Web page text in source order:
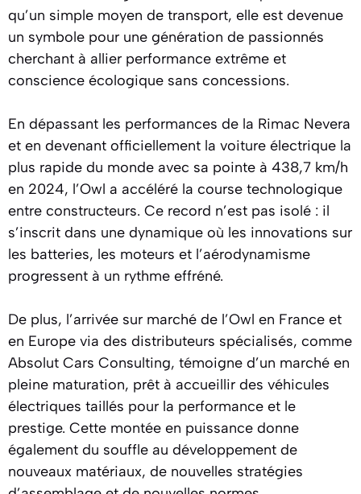
qu’un simple moyen de transport, elle est devenue
un symbole pour une génération de passionnés
cherchant à allier performance extrême et
conscience écologique sans concessions.
En dépassant les performances de la Rimac Nevera
et en devenant officiellement la voiture électrique la
plus rapide du monde avec sa pointe à 438,7 km/h
en 2024, l’Owl a accéléré la course technologique
entre constructeurs. Ce record n’est pas isolé : il
s’inscrit dans une dynamique où les innovations sur
les batteries, les moteurs et l’aérodynamisme
progressent à un rythme effréné.
De plus, l’arrivée sur marché de l’Owl en France et
en Europe via des distributeurs spécialisés, comme
Absolut Cars Consulting, témoigne d’un marché en
pleine maturation, prêt à accueillir des véhicules
électriques taillés pour la performance et le
prestige. Cette montée en puissance donne
également du souffle au développement de
nouveaux matériaux, de nouvelles stratégies